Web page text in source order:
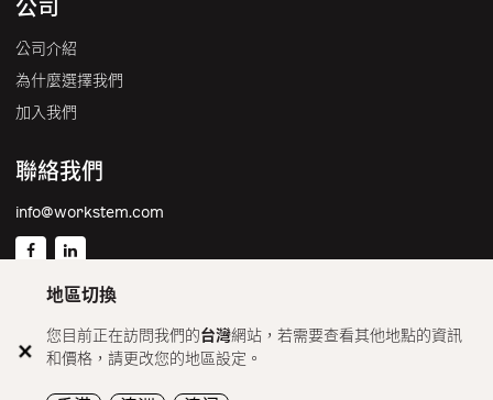
公司
公司介紹
為什麼選擇我們
加入我們
聯絡我們
info@workstem.com
© 2026 OneJob Group Limited All rights reserved. •
Policy•Terms and Conditions
地區切換
您目前正在訪問我們的台灣網站，若需要查看其他地點的資訊
和價格，請更改您的地區設定。